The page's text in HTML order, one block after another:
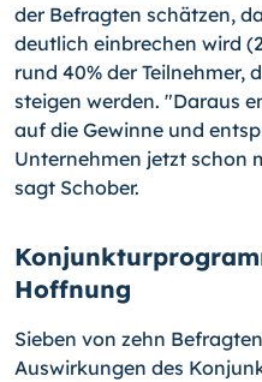
der Befragten schätzen,
deutlich einbrechen wird
rund 40% der Teilnehmer,
steigen werden. "Daraus
auf die Gewinne und
Unternehmen jetzt schon
sagt Schober.
Hoffnung
Sieben von zehn
Auswirkungen des